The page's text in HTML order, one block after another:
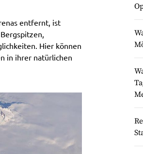
entfernt, ist
Hier können
in ihrer natürlichen